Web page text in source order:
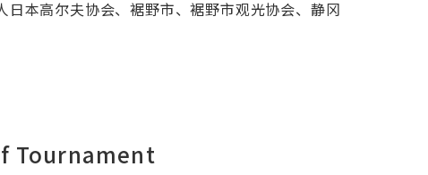
日本高尔夫协会、裾野市、裾野市观光协会、静冈
Tournament